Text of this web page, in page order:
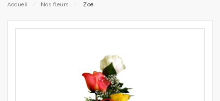
Accueil Nos fleurs Zoé